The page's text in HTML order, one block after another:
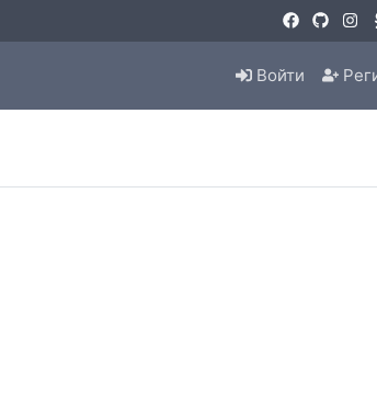
Войти